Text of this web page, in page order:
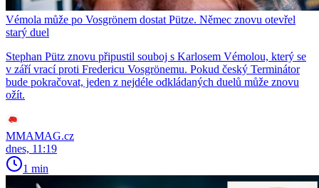
Vémola může po Vosgrönem dostat Pütze. Němec znovu otevřel
starý duel
Stephan Pütz znovu připustil souboj s Karlosem Vémolou, který se
v září vrací proti Fredericu Vosgrönemu. Pokud český Terminátor
bude pokračovat, jeden z nejdéle odkládaných duelů může znovu
ožít.
MMAMAG.cz
dnes, 11:19
1 min